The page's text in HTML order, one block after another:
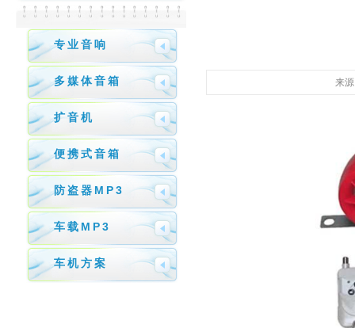
专业音响
多媒体音箱
扩音机
便携式音箱
防盗器MP3
车载MP3
车机方案
来